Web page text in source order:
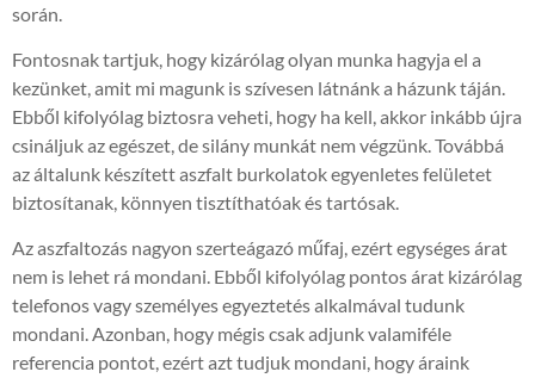
során.
Fontosnak tartjuk, hogy kizárólag olyan munka hagyja el a
kezünket, amit mi magunk is szívesen látnánk a házunk táján.
Ebből kifolyólag biztosra veheti, hogy ha kell, akkor inkább újra
csináljuk az egészet, de silány munkát nem végzünk. Továbbá
az általunk készített aszfalt burkolatok egyenletes felületet
biztosítanak, könnyen tisztíthatóak és tartósak.
Az aszfaltozás nagyon szerteágazó műfaj, ezért egységes árat
nem is lehet rá mondani. Ebből kifolyólag pontos árat kizárólag
telefonos vagy személyes egyeztetés alkalmával tudunk
mondani. Azonban, hogy mégis csak adjunk valamiféle
referencia pontot, ezért azt tudjuk mondani, hogy áraink